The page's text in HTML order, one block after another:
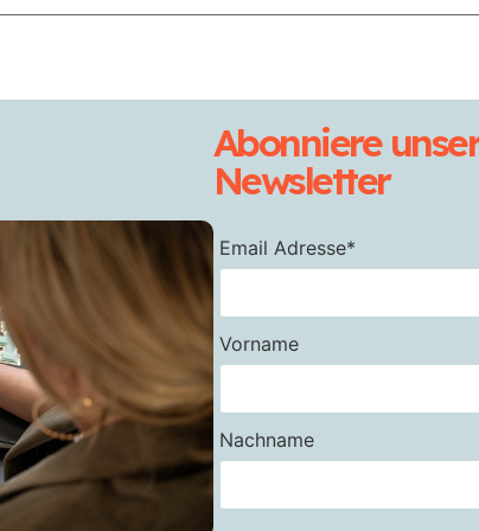
Abonniere
Newsletter
Email Adresse*
Vorname
Nachname